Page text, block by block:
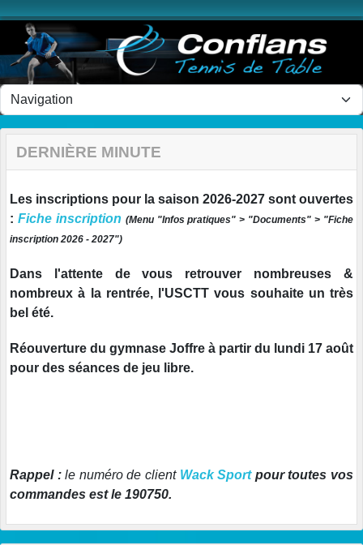
DERNIÈRE MINUTE
Les inscriptions pour la saison 2026-2027 sont ouvertes
: Fiche inscription (Menu "Infos pratiques" > "Documents" > "Fiche
inscription 2026 - 2027")
Dans l'attente de vous retrouver nombreuses &
nombreux à la rentrée, l'USCTT vous souhaite un très
bel été.
Réouverture du gymnase Joffre à partir du lundi 17 août
pour des séances de jeu libre.
Rappel :le numéro de client Wack Sportpour toutes vos
commandes est le 190750.